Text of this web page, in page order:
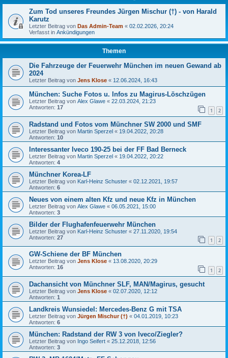
Zum Tod unseres Freundes Jürgen Mischur (†) - von Harald
Karutz
Letzter Beitrag von Das Admin-Team « 02.02.2026, 20:24
Verfasst in Ankündigungen
Themen
Die Fahrzeuge der Feuerwehr München im neuen Gewand ab
2024
Letzter Beitrag von Jens Klose « 12.06.2024, 16:43
München: Suche Fotos u. Infos zu Magirus-Löschzügen
Letzter Beitrag von Alex Glawe « 22.03.2024, 21:23
Antworten: 17 1 2
Radstand und Fotos vom Münchner SW 2000 und SMF
Letzter Beitrag von Martin Sperzel « 19.04.2022, 20:28
Antworten: 10
Interessanter Iveco 190-25 bei der FF Bad Berneck
Letzter Beitrag von Martin Sperzel « 19.04.2022, 20:22
Antworten: 4
Münchner Korea-LF
Letzter Beitrag von Karl-Heinz Schuster « 02.12.2021, 19:57
Antworten: 6
Neues von einem alten Kfz und neue Kfz in München
Letzter Beitrag von Alex Glawe « 06.05.2021, 15:00
Antworten: 3
Bilder der Flughafenfeuerwehr München
Letzter Beitrag von Karl-Heinz Schuster « 27.11.2020, 19:54
Antworten: 27 1 2
GW-Schiene der BF München
Letzter Beitrag von Jens Klose « 13.08.2020, 20:29
Antworten: 16 1 2
Dachansicht von Münchner SLF, MAN/Magirus, gesucht
Letzter Beitrag von Jens Klose « 02.07.2020, 12:12
Antworten: 1
Landkreis Wunsiedel: Mercedes-Benz G mit TSA
Letzter Beitrag von Jürgen Mischur (†) « 04.01.2019, 10:23
Antworten: 6
München: Radstand der RW 3 von Iveco/Ziegler?
Letzter Beitrag von Ingo Seifert « 25.12.2018, 12:56
Antworten: 3